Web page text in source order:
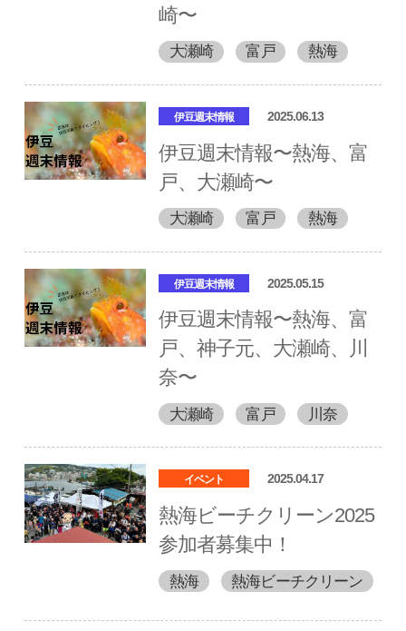
崎〜
大瀬崎 富戸 熱海
伊豆週末情報 2025.06.13
伊豆週末情報〜熱海、富
戸、大瀬崎〜
大瀬崎 富戸 熱海
伊豆週末情報 2025.05.15
伊豆週末情報〜熱海、富
戸、神子元、大瀬崎、川
奈〜
大瀬崎 富戸 川奈
イベント 2025.04.17
熱海ビーチクリーン2025
参加者募集中！
熱海 熱海ビーチクリーン